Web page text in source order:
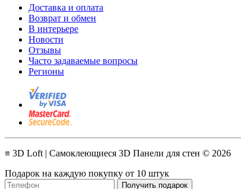
Доставка и оплата
Возврат и обмен
В интерьере
Новости
Отзывы
Часто задаваемые вопросы
Регионы
≡ 3D Loft | Самоклеющиеся 3D Панели для стен © 2026
Подарок на каждую покупку от 10 штук
Получить подарок